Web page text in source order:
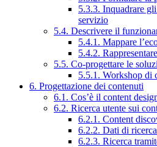
5.3.3. Inquadrare
servizio
5.4. Descrivere il
5.4.1. Mappare
5.4.2.
5.5. Co-progettare le
5.5.1. Workshop di
6. Progettazione dei contenuti
6.1. Cos’è il content
6.2. Ricerca utente sui
6.2.1. Content
6.2.2. Dati di
6.2.3. Ricerca